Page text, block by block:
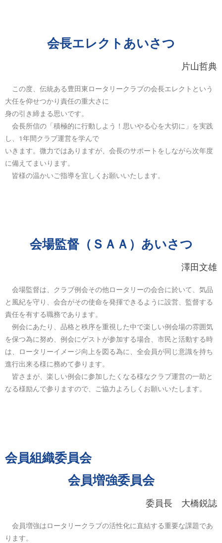
会長エレクトあいさつ
片山哲典
この度、伝統ある豊田東ロータリークラブの会長エレクトという
大任を仰せつかり責任の重大さに
身の引き締まる思いです。
会長所信の「積極的に行動しよう！思いやる心を大切に」を実践
し、1年間クラブ運営を学んで
いきます。微力ではありますが、会長のサポートをしながら次年度
に備えてまいります。
皆様の温かいご指導を宜しくお願いいたします。
会場監督（ＳＡＡ）あいさつ
澤田文雄
会場監督は、クラブ例会その他ロータリーの会合に於いて、気品
と風紀を守り、会合がその使命を発揮できるように設営、監督する
責任を有する職務であります。
例会にあたり、品格と秩序を重視した中で楽しい例会場の雰囲気
を保つ為に努め、例会にゲストが参加する場合、市民と活動する時
は、ロータリーイメージ向上を図る為に、全会員が同じ意識を持ち
進行出来る様に務めて参ります。
皆さまが、楽しい例会に参加したくなる様なクラブ運営の一助と
なる様励んで参りますので、ご協力よろしくお願いいたします。
会員組織委員会
会員増強委員会
委員長 大橋鋭誌
会員増強はロータリークラブの活性化に直結する重要な課題であ
ります。